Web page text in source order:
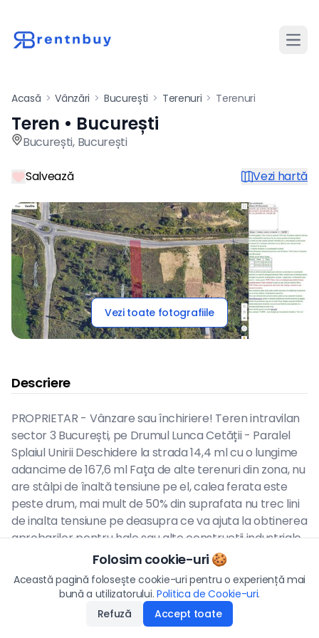
Acasă > Vânzări > București > Terenuri > Terenuri
Teren de vânzare în
Teren • București
București, București
Salvează Vezi hartă
Vezi toate fotografiile
Descriere
PROPRIETAR - Vânzare sau închiriere! Teren intravilan
sector 3 București, pe Drumul Lunca Cetății - Paralel
Splaiul Unirii Deschidere la strada 14,4 ml cu o lungime
adancime de 167,6 ml Fața de alte terenuri din zona, nu
are stâlpi de înaltă tensiune pe el, calea ferata este
peste drum, mai mult de 50% din suprafata nu trec lini
de inalta tensiune pe deasupra ce va ajuta la obtinerea
aprobarilor pentru hale sau alte constructii industriale
/ de productie P+2! Teren Pretabil (multe nici nu
necesita autorizatie de construire) - Ateliere auto -
Hale producție depozitare - Ferma solara (panouri
solare) - Sere - Centru reciclare - Adăpost animale -
amenajări kart, paint ball... - Plasare Containere
Preț
132.000€
24.06.2026
Aplică
Folosim cookie-uri 🍪
Această pagină folosește cookie-uri pentru o experiență mai
bună a utilizatorului. Politica de Cookie-uri.
Refuză
Accept toate